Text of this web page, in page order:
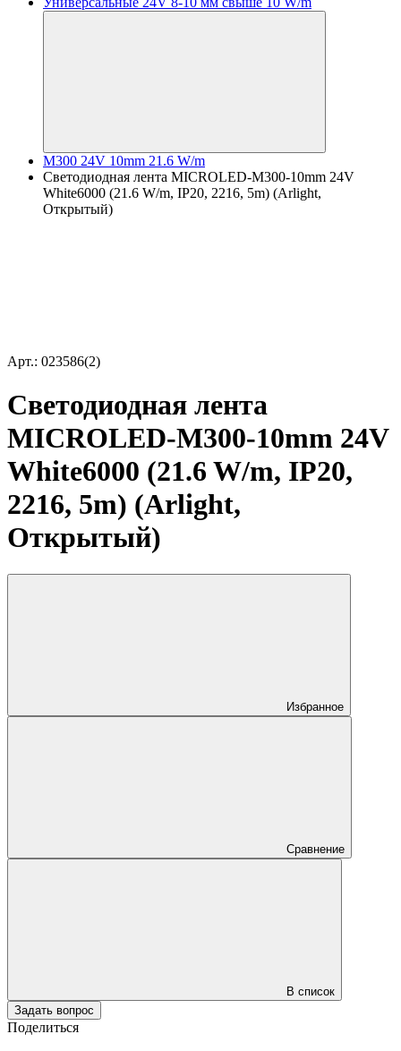
M300 24V 10mm 21.6 W/m
Светодиодная лента MICROLED-M300-10mm 24V
White6000 (21.6 W/m, IP20, 2216, 5m) (Arlight,
Открытый)
Арт.: 023586(2)
Светодиодная лента
MICROLED-M300-10mm 24V
White6000 (21.6 W/m, IP20,
2216, 5m) (Arlight,
Открытый)
Избранное
Сравнение
В список
Задать вопрос
Поделиться